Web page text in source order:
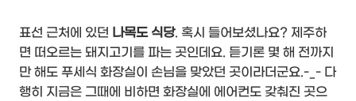
표선 근처에 있던 나목도 식당. 혹시 들어보셨나요? 제주하
면 떠오르는 돼지고기를 파는 곳인데요. 듣기론 몇 해 전까지
만 해도 푸세식 화장실이 손님을 맞았던 곳이라더군요.-_- 다
행히 지금은 그때에 비하면 화장실에 에어컨도 갖춰진 곳으